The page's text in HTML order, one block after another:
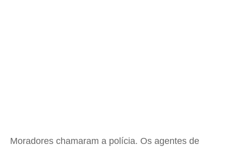
Moradores chamaram a polícia. Os agentes de